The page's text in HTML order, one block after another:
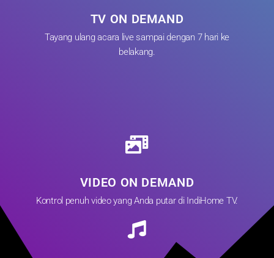
TV ON DEMAND
Tayang ulang acara live sampai dengan 7 hari ke
belakang.
VIDEO ON DEMAND
Kontrol penuh video yang Anda putar di IndiHome TV.